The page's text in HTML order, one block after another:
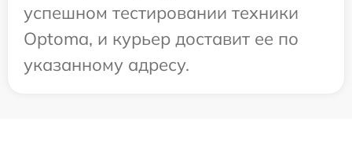
успешном тестировании техники
Optoma, и курьер доставит ее по
указанному адресу.